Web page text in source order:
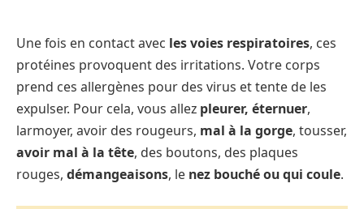
Une fois en contact avec les voies respiratoires, ces
protéines provoquent des irritations. Votre corps
prend ces allergènes pour des virus et tente de les
expulser. Pour cela, vous allez pleurer, éternuer,
larmoyer, avoir des rougeurs, mal à la gorge, tousser,
avoir mal à la tête, des boutons, des plaques
rouges, démangeaisons, le nez bouché ou qui coule.